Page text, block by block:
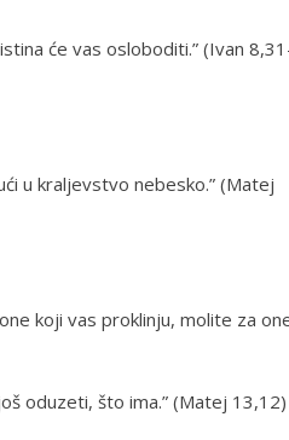
će vas osloboditi.” (Ivan
u kraljevstvo nebesko.” (Matej
koji vas proklinju, molite za
oduzeti, što ima.” (Matej 13,12)